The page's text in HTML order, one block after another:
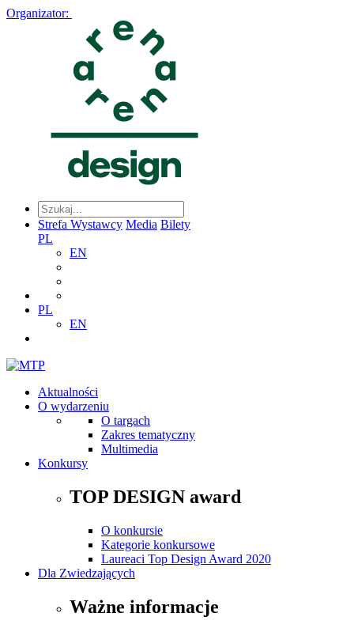
Organizator:
Strefa Wystawcy Media Bilety
PL
EN
PL
EN
Aktualności
O wydarzeniu
O targach
Zakres tematyczny
Multimedia
Konkursy
TOP DESIGN award
O konkursie
Kategorie konkursowe
Laureaci Top Design Award 2020
Dla Zwiedzających
Ważne informacje